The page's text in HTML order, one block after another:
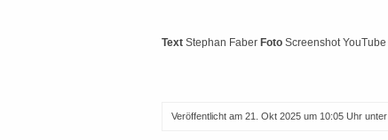
Text Stephan Faber Foto Screenshot YouTube
Veröffentlicht am 21. Okt 2025 um 10:05 Uhr unter